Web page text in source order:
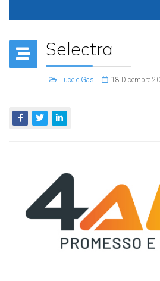
Selectra
Luce e Gas 18 Dicembre